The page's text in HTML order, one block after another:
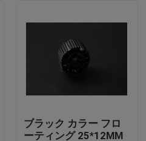
ブラック カラー フロ
ーティング 25*12MM